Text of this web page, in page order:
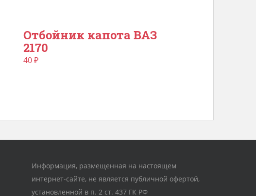
Отбойник капота ВАЗ
2170
40₽
Информация, размещенная на настоящем
интернет-сайте, не является публичной офертой,
установленной в п. 2 ст. 437 ГК РФ